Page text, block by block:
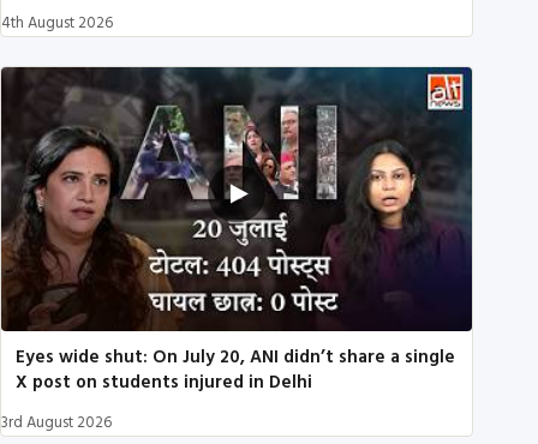
4th August 2026
Eyes wide shut: On July 20, ANI didn’t share a single
X post on students injured in Delhi
3rd August 2026